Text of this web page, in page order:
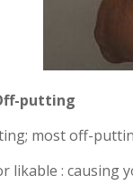
putting
most off-
likable : causing